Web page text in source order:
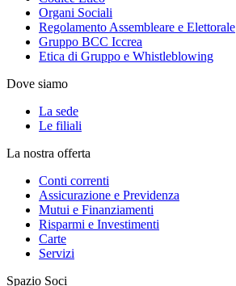
Organi Sociali
Regolamento Assembleare e Elettorale
Gruppo BCC Iccrea
Etica di Gruppo e Whistleblowing
Dove siamo
La sede
Le filiali
La nostra offerta
Conti correnti
Assicurazione e Previdenza
Mutui e Finanziamenti
Risparmi e Investimenti
Carte
Servizi
Spazio Soci